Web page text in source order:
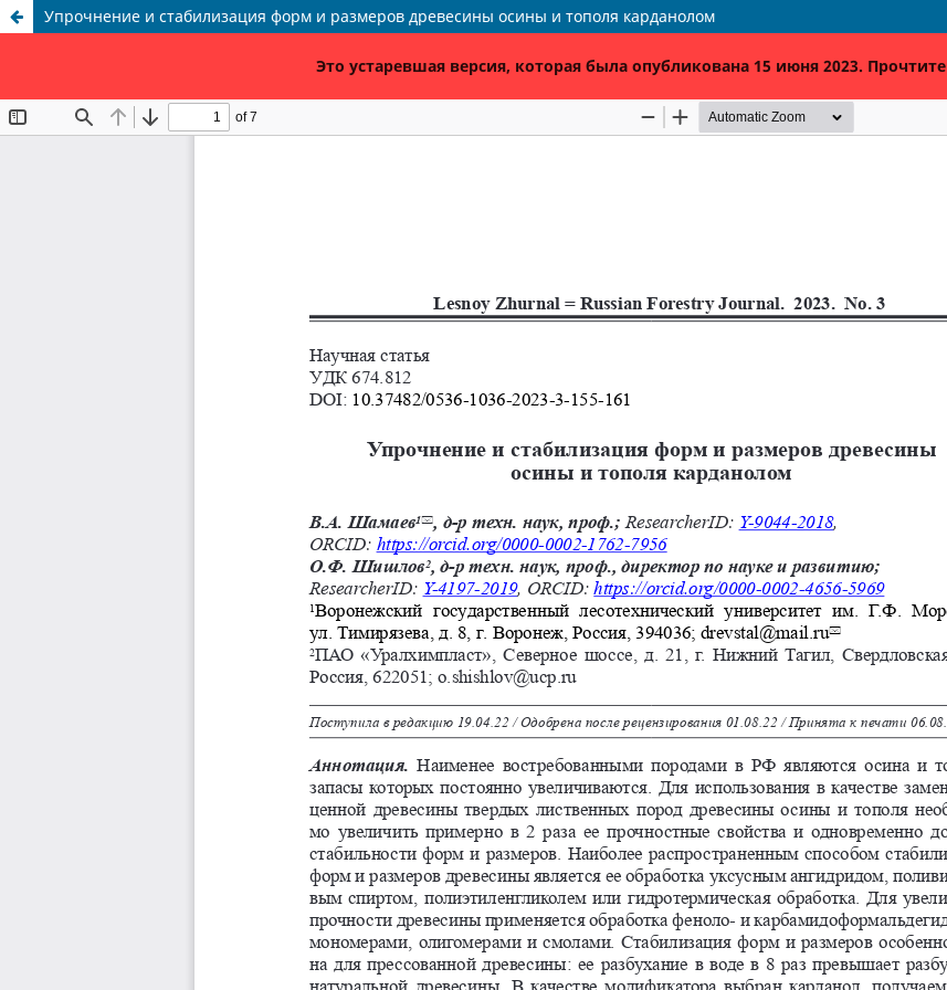
Упрочнение и стабилизация форм и размеров древесины осины и тополя карданолом
Это устаревшая версия, которая была опубликована 15 июня 2023. Прочтите